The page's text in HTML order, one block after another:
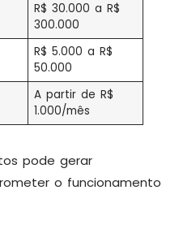
R$ 30.000 a R$
300.000
R$ 5.000 a R$
50.000
A partir de R$
1.000/mês
pode gerar
o funcionamento